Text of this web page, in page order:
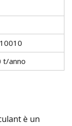
t/anno
è un